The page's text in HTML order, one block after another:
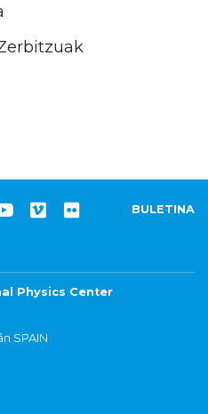
BULETINA
Physics Center
SPAIN